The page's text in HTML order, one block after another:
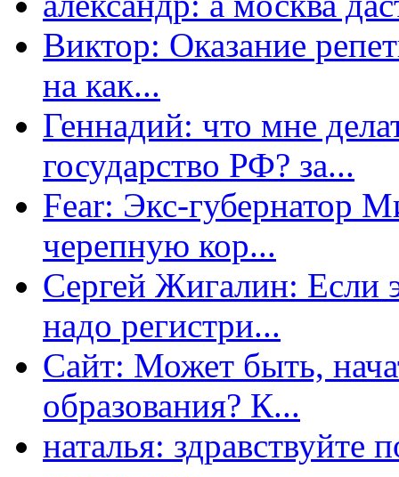
Виктор: Оказание
на как...
Геннадий: что мне
государство РФ? за...
Fear: Экс-губернатор
черепную кор...
Сергей Жигалин: Если
надо регистри...
Сайт: Может быть,
образования? К...
наталья: здравствуйте